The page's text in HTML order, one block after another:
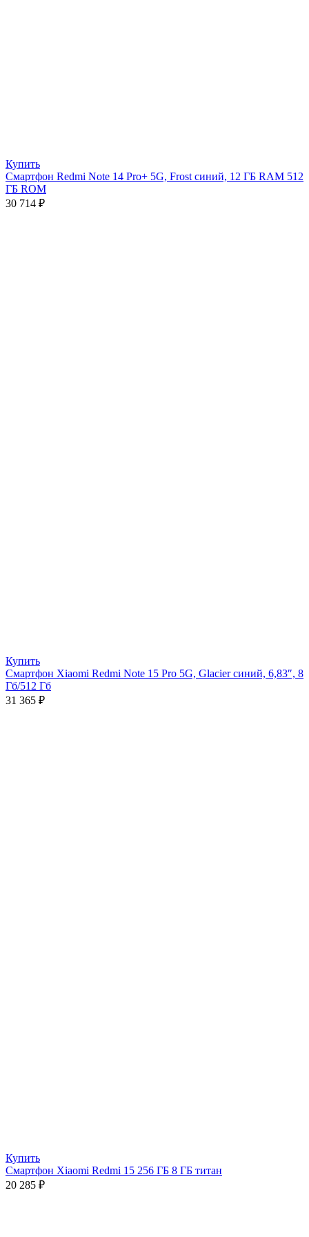
Купить
Смартфон Redmi Note 14 Pro+ 5G, Frost синий, 12 ГБ RAM 512
ГБ ROM
30 714 ₽
Купить
Смартфон Xiaomi Redmi Note 15 Pro 5G, Glacier синий, 6,83″, 8
Гб/512 Гб
31 365 ₽
Купить
Смартфон Xiaomi Redmi 15 256 ГБ 8 ГБ титан
20 285 ₽